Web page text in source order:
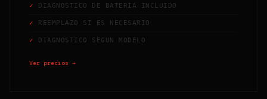
DIAGNOSTICO DE BATERIA INCLUIDO
REEMPLAZO SI ES NECESARIO
DIAGNOSTICO SEGUN MODELO
Ver precios →